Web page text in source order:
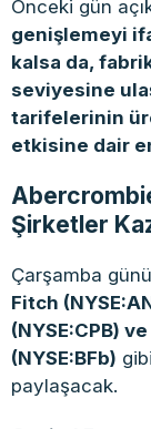
Önceki gün
genişlemeyi
kalsa da,
seviyesine
tarifelerinin
etkisine dair
Şirketler
Çarşamba
Fitch
(NYSE:CPB)
(NYSE:BFb)
paylaşacak.